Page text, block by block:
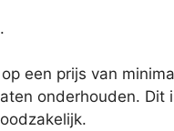
een prijs van
onderhouden.